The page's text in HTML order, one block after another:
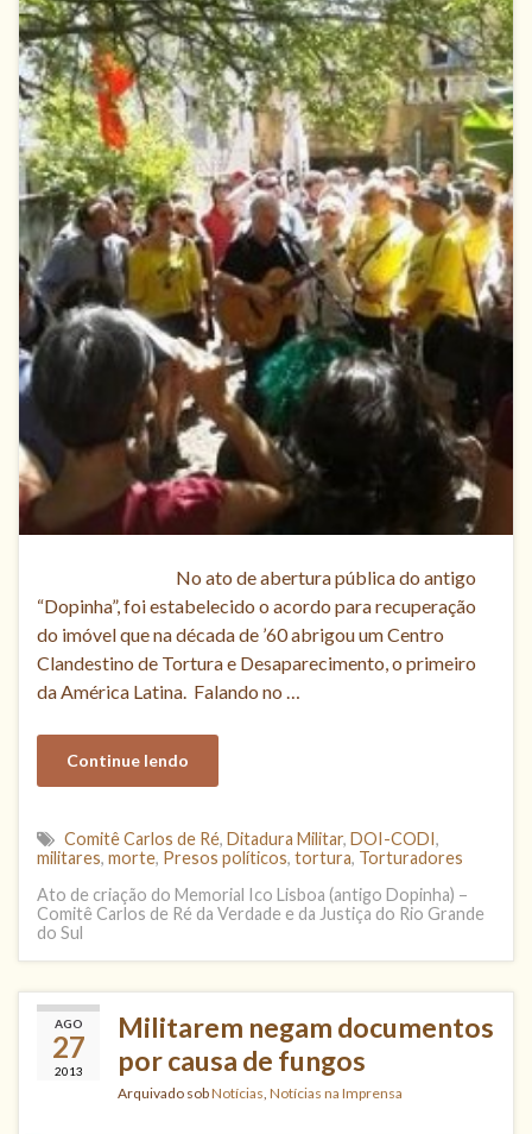
No ato de abertura pública do antigo
“Dopinha”, foi estabelecido o acordo para recuperação
do imóvel que na década de ’60 abrigou um Centro
Clandestino de Tortura e Desaparecimento, o primeiro
da América Latina. Falando no …
Continue lendo
Comitê Carlos de Ré, Ditadura Militar, DOI-CODI,
militares, morte, Presos políticos, tortura, Torturadores
Ato de criação do Memorial Ico Lisboa (antigo Dopinha) –
Comitê Carlos de Ré da Verdade e da Justiça do Rio Grande
do Sul
AGO
27
2013
Militarem negam documentos
por causa de fungos
Arquivado sobNotícias Notícias na Imprensa